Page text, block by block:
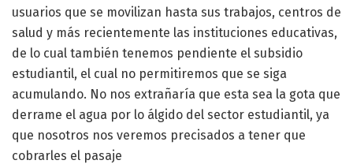
usuarios que se movilizan hasta sus trabajos, centros de
salud y más recientemente las instituciones educativas,
de lo cual también tenemos pendiente el subsidio
estudiantil, el cual no permitiremos que se siga
acumulando. No nos extrañaría que esta sea la gota que
derrame el agua por lo álgido del sector estudiantil, ya
que nosotros nos veremos precisados a tener que
cobrarles el pasaje